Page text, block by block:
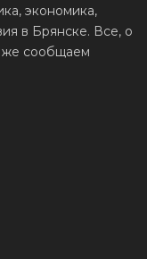
экономика,
в Брянске. Все, о
же сообщаем